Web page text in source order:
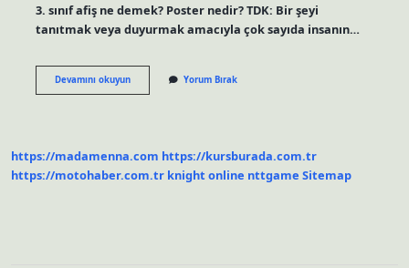
3. sınıf afiş ne demek? Poster nedir? TDK: Bir şeyi
tanıtmak veya duyurmak amacıyla çok sayıda insanın…
Devamını okuyunAfiş
Çeşitleri
Yorum Bırak
https://madamenna.com https://kursburada.com.tr
https://motohaber.com.tr knight online nttgame Sitemap